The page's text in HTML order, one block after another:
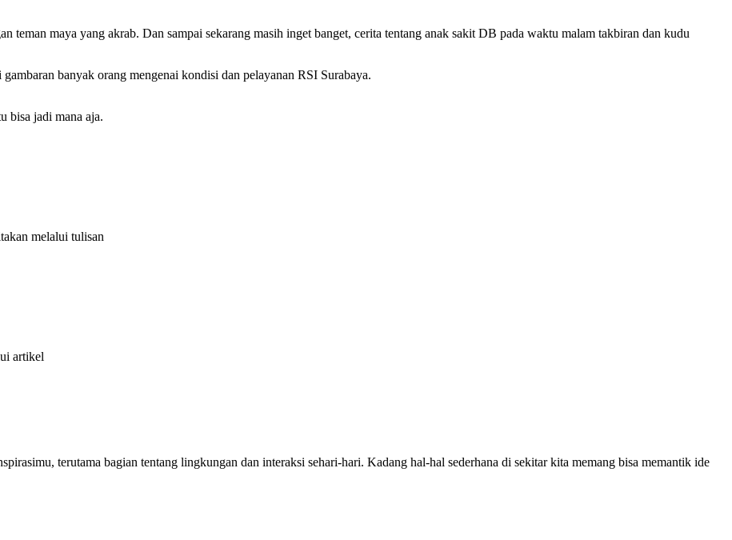
teman maya yang akrab. Dan sampai sekarang masih inget banget, cerita tentang anak sakit DB pada waktu malam takbiran dan kudu
banyak orang mengenai kondisi dan pelayanan RSI Surabaya.
bisa jadi mana aja.
melalui tulisan
artikel
terutama bagian tentang lingkungan dan interaksi sehari-hari. Kadang hal-hal sederhana di sekitar kita memang bisa memantik ide